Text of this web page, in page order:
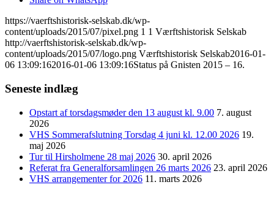
https://vaerftshistorisk-selskab.dk/wp-
content/uploads/2015/07/pixel.png 1 1 Værftshistorisk Selskab
http://vaerftshistorisk-selskab.dk/wp-
content/uploads/2015/07/logo.png Værftshistorisk Selskab2016-01-
06 13:09:162016-01-06 13:09:16Status på Gnisten 2015 – 16.
Seneste indlæg
Opstart af torsdagsmøder den 13 august kl. 9.00 7. august
2026
VHS Sommerafslutning Torsdag 4 juni kl. 12.00 2026 19.
maj 2026
Tur til Hirsholmene 28 maj 2026 30. april 2026
Referat fra Generalforsamlingen 26 marts 2026 23. april 2026
VHS arrangementer for 2026 11. marts 2026